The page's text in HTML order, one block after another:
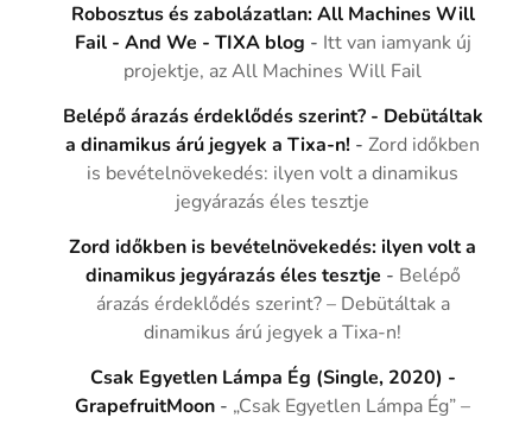
Robosztus és zabolázatlan: All Machines Will
Fail - And We - TIXA blog - Itt van iamyank új
projektje, az All Machines Will Fail
Belépő árazás érdeklődés szerint? - Debütáltak
a dinamikus árú jegyek a Tixa-n! -Zord időkben
is bevételnövekedés: ilyen volt a dinamikus
jegyárazás éles tesztje
Zord időkben is bevételnövekedés: ilyen volt a
dinamikus jegyárazás éles tesztje - Belépő
árazás érdeklődés szerint? – Debütáltak a
dinamikus árú jegyek a Tixa-n!
Csak Egyetlen Lámpa Ég (Single, 2020) -
GrapefruitMoon - „Csak Egyetlen Lámpa Ég” –